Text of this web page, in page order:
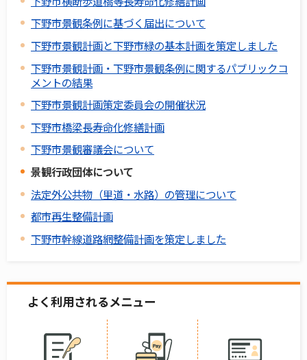
下野市景観条例に基づく届出について
下野市景観計画と下野市緑の基本計画を策定しました
下野市景観計画・下野市景観条例に関するパブリックコ
メントの結果
下野市景観計画策定委員会の開催状況
下野市橋梁長寿命化修繕計画
下野市景観審議会について
景観行政団体について
法定外公共物（里道・水路）の管理について
都市再生整備計画
下野市幹線道路網整備計画を策定しました
よく利用されるメニュー